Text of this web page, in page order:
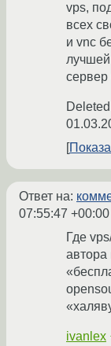
vps,
всех
и vnc
лучшей
сервер
Deleted
Ответ на:
07:55:47 +00:00
Где
ivanlex